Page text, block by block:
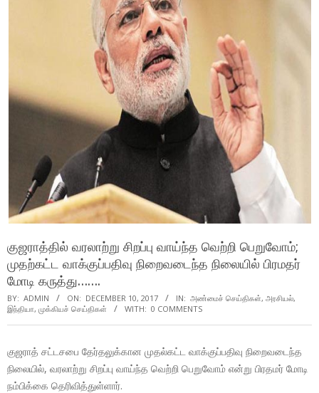
குஜராத்தில் வரலாற்று சிறப்பு வாய்ந்த வெற்றி பெறுவோம்;
முதற்கட்ட வாக்குப்பதிவு நிறைவடைந்த நிலையில் பிரமதர்
மோடி கருத்து…….
BY: ADMIN ON: DECEMBER 10, 2017 IN: அண்மைச் செய்திகள், அரசியல்,
இந்தியா, முக்கியச் செய்திகள் WITH: 0 COMMENTS
குஜராத் சட்டசபை தேர்தலுக்கான முதல்கட்ட வாக்குப்பதிவு நிறைவடைந்த
நிலையில், வரலாற்று சிறப்பு வாய்ந்த வெற்றி பெறுவோம் என்று பிரதமர் மோடி
நம்பிக்கை தெரிவித்துள்ளார்.